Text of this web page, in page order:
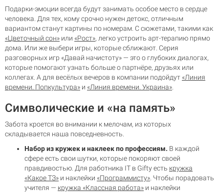
Подарки-эмоции всегда будут занимать особое место в сердце
человека. Для тех, кому срочно нужен детокс, отличным
вариантом станут картины по номерам. С сюжетами, такими как
«Цветочный сон» или «Рост», легко устроить арт-терапию прямо
дома. Или же выбери игры, которые сближают. Серия
разговорных игр «Давай начистоту» — это о глубоких диалогах,
которые помогают узнать больше о партнёре, друзьях или
коллегах. А для весёлых вечеров в компании подойдут «Линия
времени. Попкультура» и «Линия времени. Украина»
Символические и «на память»
Забота кроется во внимании к мелочам, из которых
складывается наша повседневность.
Набор из кружек и наклеек по профессиям. В каждой
сфере есть свои шутки, которые покоряют своей
правдивостью. Для работника IT в Gifty есть кружка
«Какое ТЗ» и наклейки «Программисту» . Чтобы порадовать
учителя — кружка «Классная работа» и наклейки